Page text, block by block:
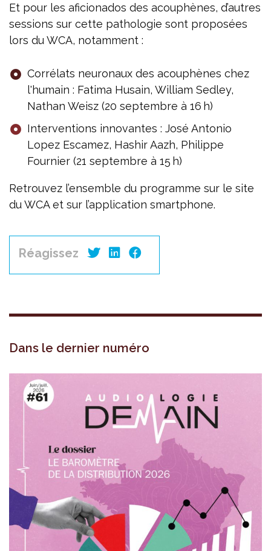
Et pour les aficionados des acouphènes, d’autres
sessions sur cette pathologie sont proposées
lors du WCA, notamment :
Corrélats neuronaux des acouphènes chez
l'humain : Fatima Husain, William Sedley,
Nathan Weisz (20 septembre à 16 h)
Interventions innovantes : José Antonio
Lopez Escamez, Hashir Aazh, Philippe
Fournier (21 septembre à 15 h)
Retrouvez l’ensemble du programme sur le site
du WCA et sur l’application smartphone.
Réagissez
Dans le dernier numéro